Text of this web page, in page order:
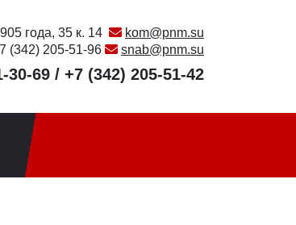
года, 35 к. 14
kom@pnm.su
(342) 205-51-96 snab@pnm.su
30-69 / +7 (342) 205-51-42